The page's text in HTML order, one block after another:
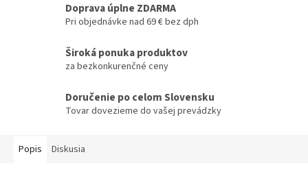
Doprava úplne ZDARMA
Pri objednávke nad 69 € bez dph
Široká ponuka produktov
za bezkonkurenčné ceny
Doručenie po celom Slovensku
Tovar dovezieme do vašej prevádzky
Popis Diskusia